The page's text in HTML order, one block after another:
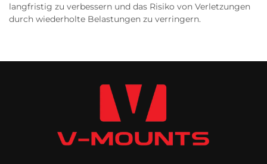
langfristig zu verbessern und das Risiko von Verletzungen
durch wiederholte Belastungen zu verringern.